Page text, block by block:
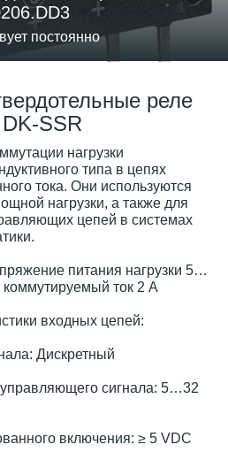
постоянно
реле
SSR
нагрузки
типа в цепях
тока. Они используются
нагрузки, а также для
цепей в системах
питания нагрузки 5…
ток 2 А
входных цепей:
Дискретный
сигнала: 5…32
включения: ≥ 5 VDC